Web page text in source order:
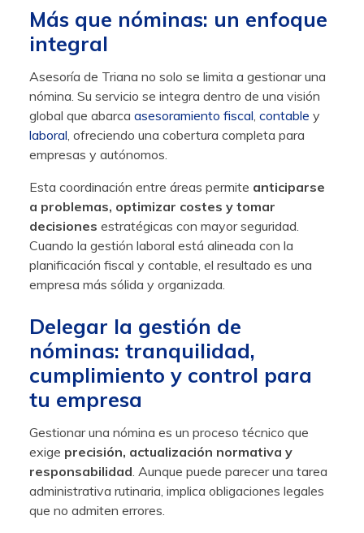
Más que nóminas: un enfoque
integral
Asesoría de Triana no solo se limita a gestionar una
nómina. Su servicio se integra dentro de una visión
global que abarca asesoramiento fiscal contable y
laboral , ofreciendo una cobertura completa para
empresas y autónomos.
Esta coordinación entre áreas permite anticiparse
a problemas, optimizar costes y tomar
decisiones estratégicas con mayor seguridad.
Cuando la gestión laboral está alineada con la
planificación fiscal y contable, el resultado es una
empresa más sólida y organizada.
Delegar la gestión de
nóminas: tranquilidad,
cumplimiento y control para
tu empresa
Gestionar una nómina es un proceso técnico que
exige precisión, actualización normativa y
responsabilidad . Aunque puede parecer una tarea
administrativa rutinaria, implica obligaciones legales
que no admiten errores.